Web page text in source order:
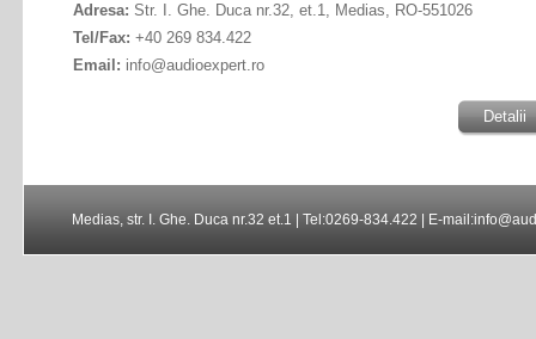
Adresa: Str. I. Ghe. Duca nr.32, et.1, Medias, RO-551026
Tel/Fax: +40 269 834.422
Email: info@audioexpert.ro
Detalii
Medias, str. I. Ghe. Duca nr.32 et.1 | Tel:0269-834.422 | E-